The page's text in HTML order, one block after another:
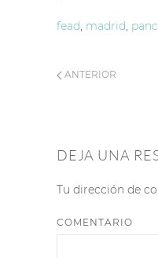
fead, madrid,
ANTERIOR
DEJA UNA
Tu dirección de
COMENTARIO